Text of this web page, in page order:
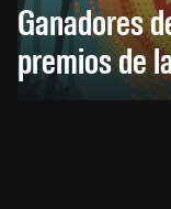
Ganadores
premios de